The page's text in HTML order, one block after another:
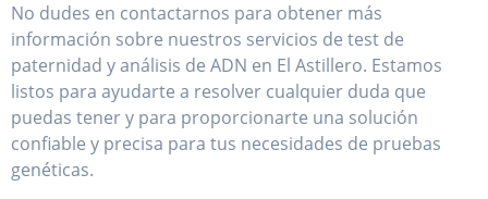
No dudes en contactarnos para obtener más
información sobre nuestros servicios de test de
paternidad y análisis de ADN en El Astillero. Estamos
listos para ayudarte a resolver cualquier duda que
puedas tener y para proporcionarte una solución
confiable y precisa para tus necesidades de pruebas
genéticas.